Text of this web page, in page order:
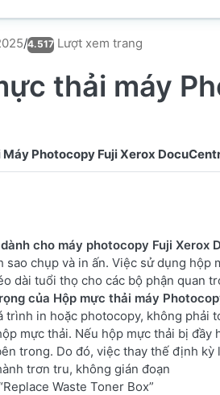
/4.517 Lượt xem trang
thải máy
cho máy photocopy Fuji Xerox
sao chụp và in ấn. Việc sử dụng
dài tuổi thọ cho các bộ phận quan
của Hộp mực thải máy
trình in hoặc photocopy, không phải
mực thải. Nếu hộp mực thải bị
trong. Do đó, việc thay thế định kỳ
trơn tru, không gián đoạn
Waste Toner Box”